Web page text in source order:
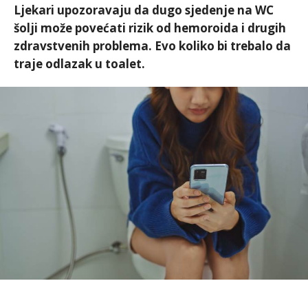
Ljekari upozoravaju da dugo sjedenje na WC
šolji može povećati rizik od hemoroida i drugih
zdravstvenih problema. Evo koliko bi trebalo da
traje odlazak u toalet.